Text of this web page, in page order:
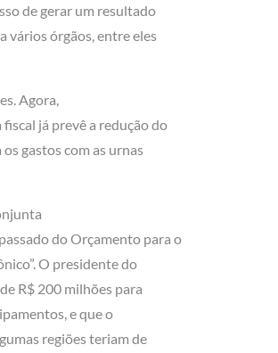
de gerar um resultado
vários órgãos, entre eles
Agora,
já prevê a redução do
gastos com as urnas
do Orçamento para o
O presidente do
R$ 200 milhões para
e que o
regiões teriam de